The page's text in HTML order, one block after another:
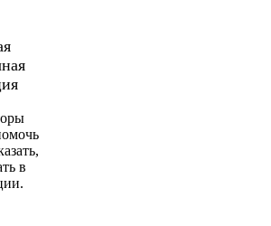
в